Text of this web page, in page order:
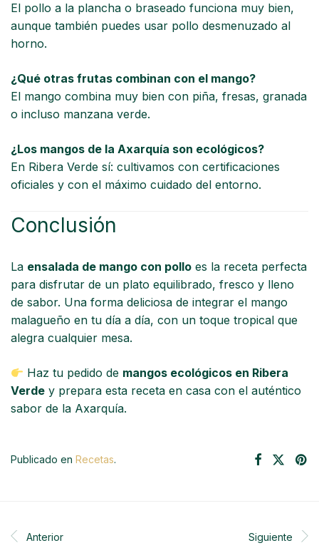
El pollo a la plancha o braseado funciona muy bien,
aunque también puedes usar pollo desmenuzado al
horno.
¿Qué otras frutas combinan con el mango?
El mango combina muy bien con piña, fresas, granada
o incluso manzana verde.
¿Los mangos de la Axarquía son ecológicos?
En Ribera Verde sí: cultivamos con certificaciones
oficiales y con el máximo cuidado del entorno.
Conclusión
La ensalada de mango con pollo es la receta perfecta
para disfrutar de un plato equilibrado, fresco y lleno
de sabor. Una forma deliciosa de integrar el mango
malagueño en tu día a día, con un toque tropical que
alegra cualquier mesa.
Haz tu pedido de mangos ecológicos en Ribera
Verde y prepara esta receta en casa con el auténtico
sabor de la Axarquía.
Publicado en Recetas.
Anterior Siguiente